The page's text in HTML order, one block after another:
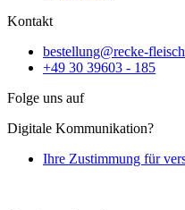
Kontakt
bestellung@recke-
+49 30 39603 - 185
Folge uns auf
Digitale Kommunikation?
Ihre Zustimmung für